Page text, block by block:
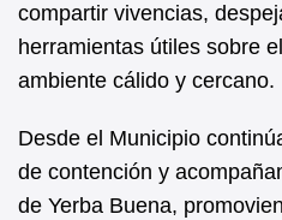
compartir vivencias,
herramientas útiles sobre
ambiente cálido y cercano.
Desde el Municipio
de contención y
de Yerba Buena,